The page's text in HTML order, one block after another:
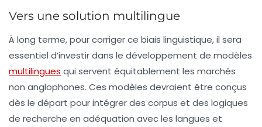
Vers une solution multilingue
À long terme, pour corriger ce biais linguistique, il sera
essentiel d’investir dans le développement de modèles
multilingues qui servent équitablement les marchés
non anglophones. Ces modèles devraient être conçus
dès le départ pour intégrer des corpus et des logiques
de recherche en adéquation avec les langues et